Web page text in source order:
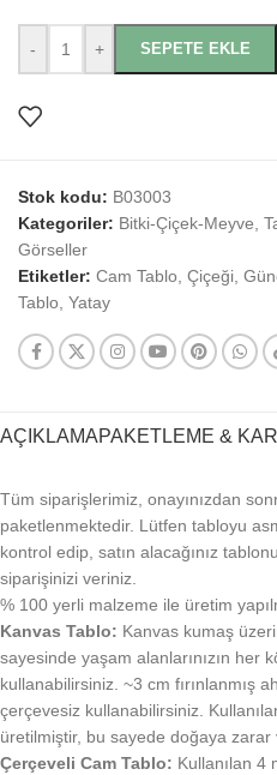
- + SEPETE EKLE
Stok kodu: B03003
Kategoriler: Bitki-Çiçek-Meyve,
Görseller
Etiketler: Cam Tablo, Çiçeği,
Tablo, Yatay
AÇIKLAMAPAKETLEME &
Tüm siparişlerimiz, onayınızdan
paketlenmektedir. Lütfen tabloyu
kontrol edip, satın alacağınız
siparişinizi veriniz.
% 100 yerli malzeme ile üretim
Kanvas Tablo: Kanvas kumaş
sayesinde yaşam alanlarınızın her
kullanabilirsiniz. ~3 cm fırınlanmış
çerçevesiz kullanabilirsiniz.
üretilmiştir, bu sayede doğaya zarar
Çerçeveli Cam Tablo: Kullanılan 4